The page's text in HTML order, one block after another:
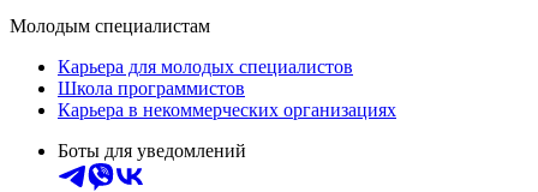
Молодым специалистам
Карьера для молодых специалистов
Школа программистов
Карьера в некоммерческих организациях
Боты для уведомлений